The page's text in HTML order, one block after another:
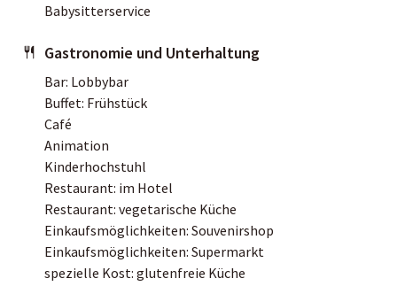
Babysitterservice
Gastronomie und Unterhaltung
Bar: Lobbybar
Buffet: Frühstück
Café
Animation
Kinderhochstuhl
Restaurant: im Hotel
Restaurant: vegetarische Küche
Einkaufsmöglichkeiten: Souvenirshop
Einkaufsmöglichkeiten: Supermarkt
spezielle Kost: glutenfreie Küche